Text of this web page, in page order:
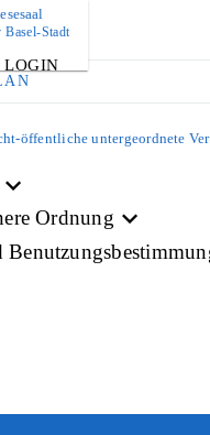
Basel-Stadt
LOGIN
öffentliche untergeordnete
Ordnung